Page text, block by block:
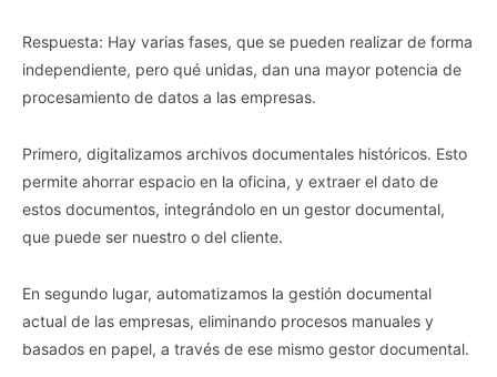
Respuesta: Hay varias fases, que se pueden realizar de forma
independiente, pero qué unidas, dan una mayor potencia de
procesamiento de datos a las empresas.
Primero, digitalizamos archivos documentales históricos. Esto
permite ahorrar espacio en la oficina, y extraer el dato de
estos documentos, integrándolo en un gestor documental,
que puede ser nuestro o del cliente.
En segundo lugar, automatizamos la gestión documental
actual de las empresas, eliminando procesos manuales y
basados en papel, a través de ese mismo gestor documental.